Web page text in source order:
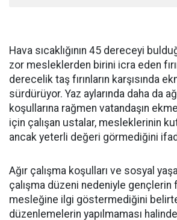
Hava sıcaklığının 45 dereceyi
zor mesleklerden birini icra eden
derecelik taş fırınların karşısında
sürdürüyor. Yaz aylarında daha da
koşullarına rağmen vatandaşın
için çalışan ustalar, mesleklerinin
ancak yeterli değeri görmediğini
Ağır çalışma koşulları ve sosyal
çalışma düzeni nedeniyle gençlerin
mesleğine ilgi göstermediğini
düzenlemelerin yapılmaması